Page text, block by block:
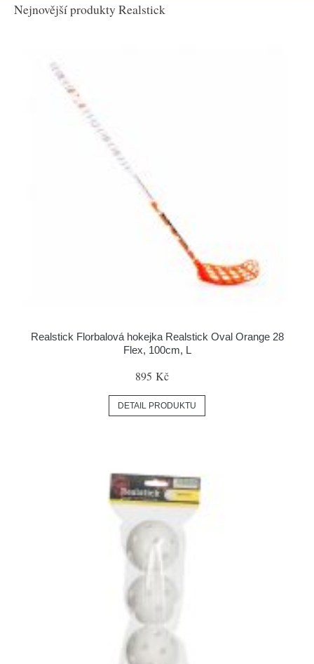
Nejnovější produkty Realstick
Realstick Florbalová hokejka Realstick Oval Orange 28
Flex, 100cm, L
895 Kč
DETAIL PRODUKTU